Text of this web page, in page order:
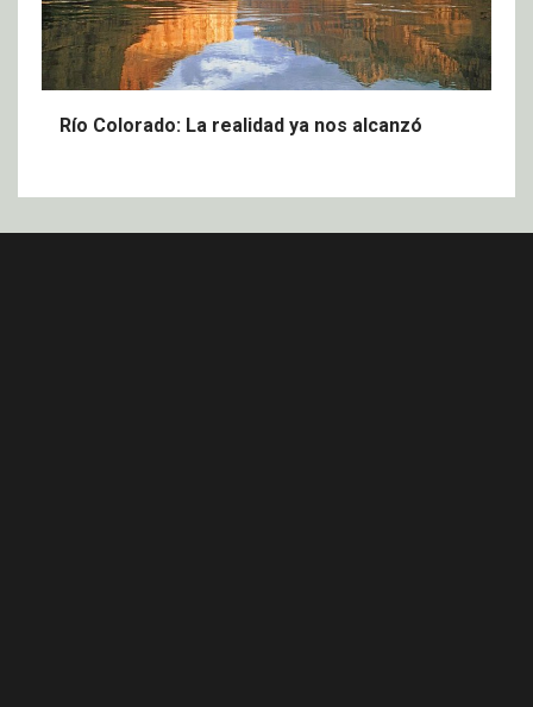
Río Colorado: La realidad ya nos alcanzó